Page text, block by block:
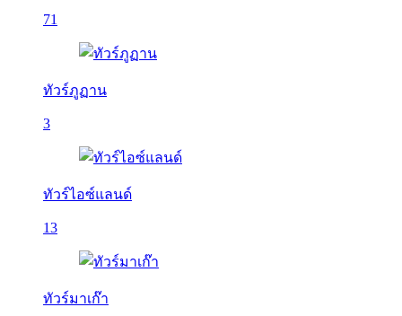
71
ทัวร์ภูฏาน
3
ทัวร์ไอซ์แลนด์
13
ทัวร์มาเก๊า